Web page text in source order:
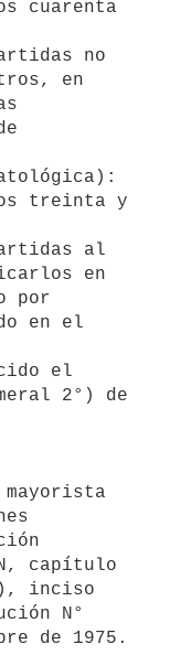
no
en
al
en
en el
2°) de
capítulo
inciso
N°